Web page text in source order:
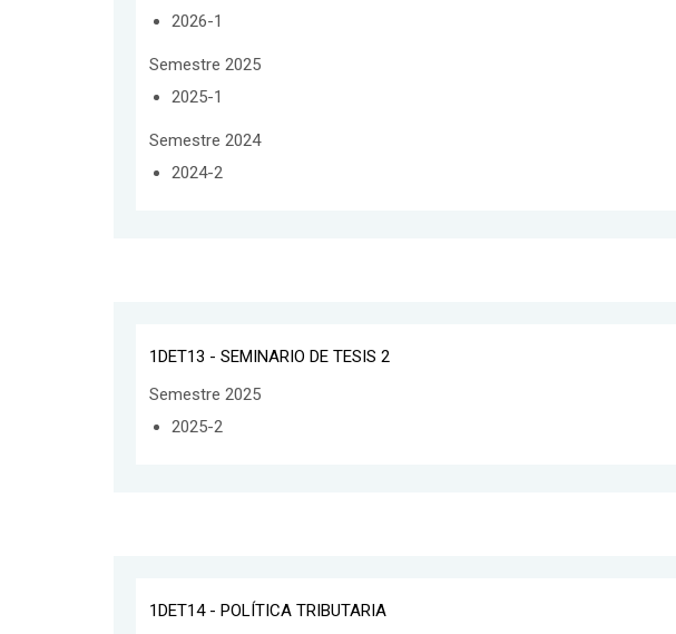
2026-1
Semestre 2025
2025-1
Semestre 2024
2024-2
1DET13 - SEMINARIO DE TESIS 2
Semestre 2025
2025-2
1DET14 - POLÍTICA TRIBUTARIA